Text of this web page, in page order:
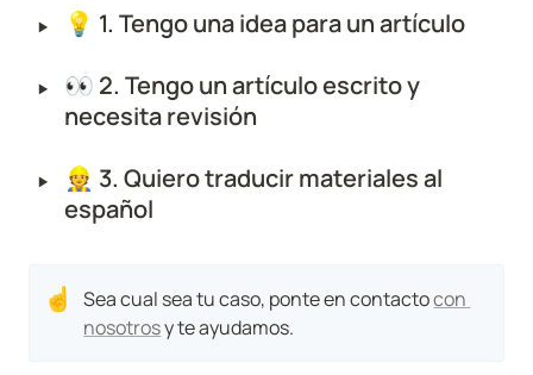
‣ 💡 1. Tengo una idea para un artículo
‣ 👀 2. Tengo un artículo escrito y
necesita revisión
‣ 👷 3. Quiero traducir materiales al
español
☝ Sea cual sea tu caso, ponte en contacto con
nosotros y te ayudamos.